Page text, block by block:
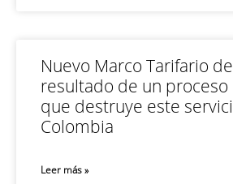
Nuevo Marco Tarifario
resultado de un
que destruye este
Colombia
Leer más »